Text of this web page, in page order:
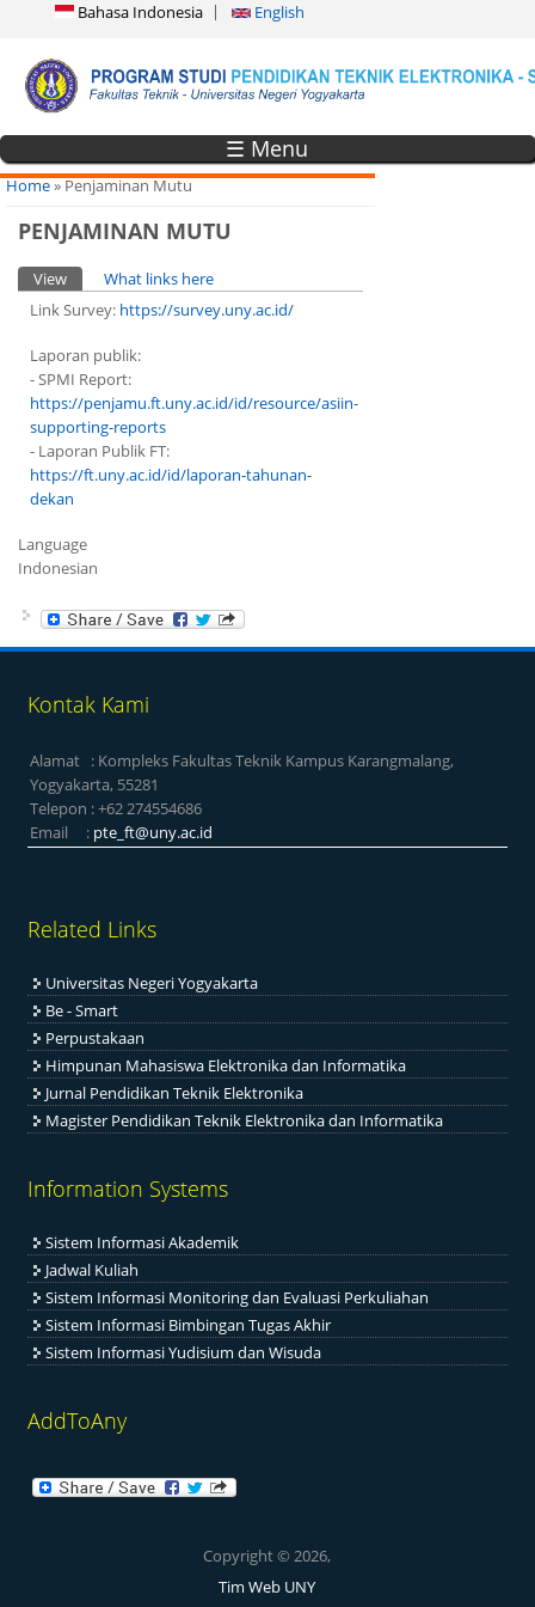
Bahasa Indonesia English
☰ Menu
You are here
Home» Penjaminan Mutu
PENJAMINAN MUTU
Primary tabs
View (active tab)
What links here
Link Survey: https://survey.uny.ac.id/
Laporan publik:
- SPMI Report:
https://penjamu.ft.uny.ac.id/id/resource/asiin-
supporting-reports
- Laporan Publik FT:
https://ft.uny.ac.id/id/laporan-tahunan-
dekan
Language
Indonesian
Kontak Kami
Alamat : Kompleks Fakultas Teknik Kampus Karangmalang,
Yogyakarta, 55281
Telepon : +62 274554686
Email : pte_ft@uny.ac.id
Related Links
Universitas Negeri Yogyakarta
Be - Smart
Perpustakaan
Himpunan Mahasiswa Elektronika dan Informatika
Jurnal Pendidikan Teknik Elektronika
Magister Pendidikan Teknik Elektronika dan Informatika
Information Systems
Sistem Informasi Akademik
Jadwal Kuliah
Sistem Informasi Monitoring dan Evaluasi Perkuliahan
Sistem Informasi Bimbingan Tugas Akhir
Sistem Informasi Yudisium dan Wisuda
AddToAny
Copyright © 2026,
Tim Web UNY